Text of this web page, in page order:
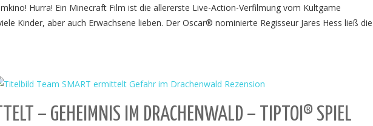
Hurra! Ein Minecraft Film ist die allererste Live-Action-Verfilmung vom Kultgame
Kinder, aber auch Erwachsene lieben. Der Oscar® nominierte Regisseur Jares Hess ließ die
– GEHEIMNIS IM DRACHENWALD – TIPTOI® SPIEL